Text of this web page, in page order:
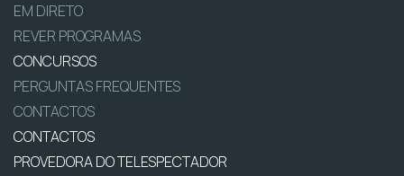
EM DIRETO
REVER PROGRAMAS
CONCURSOS
PERGUNTAS FREQUENTES
CONTACTOS
CONTACTOS
PROVEDORA DO TELESPECTADOR